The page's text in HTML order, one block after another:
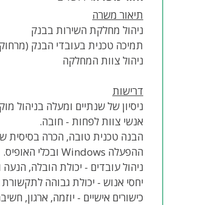
תיאור משרה
ניהול מחלקת השירות בבנק
תמיכה טכנית בעובדי הבנק
ניהול צוות המחלקה
דרישות
אנשי צוות לפחות - חובה.
הבנה טכנית טובה, הכרה
ההפעלה Windows ובכלי האופיס.
ניהול עובדים - יכולת הובלה, הנעה
יחסי אנוש - יכולת גבוהה
כישורים אישיים - יוזמה, ארגון,